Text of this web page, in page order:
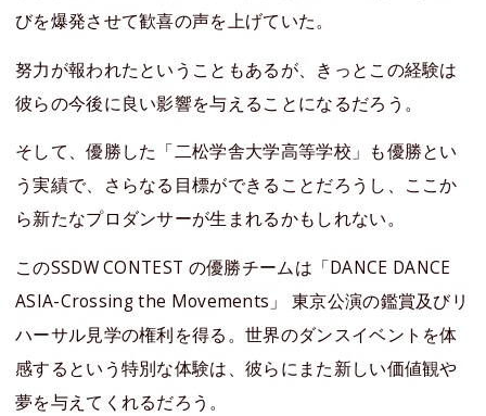
びを爆発させて歓喜の声を上げていた。
努力が報われたということもあるが、きっとこの経験は
彼らの今後に良い影響を与えることになるだろう。
そして、優勝した「二松学舎大学高等学校」も優勝とい
う実績で、さらなる目標ができることだろうし、ここか
ら新たなプロダンサーが生まれるかもしれない。
このSSDW CONTEST の優勝チームは「DANCE DANCE
ASIA-Crossing the Movements」 東京公演の鑑賞及びリ
ハーサル見学の権利を得る。世界のダンスイベントを体
感するという特別な体験は、彼らにまた新しい価値観や
夢を与えてくれるだろう。